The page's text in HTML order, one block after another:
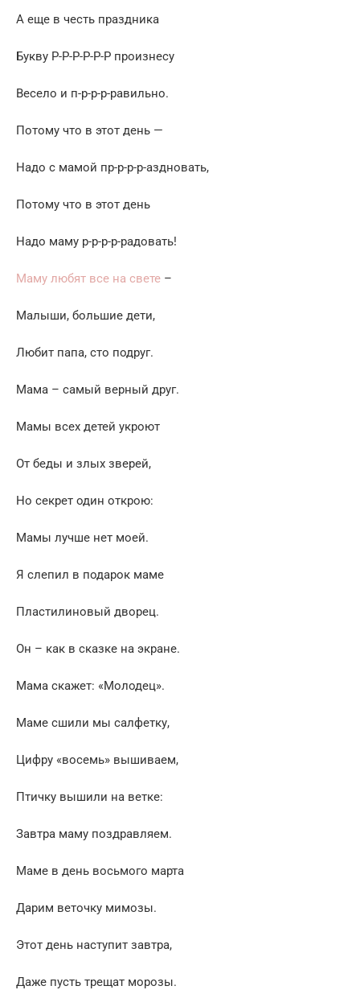
А еще в честь праздника
Букву Р-Р-Р-Р-Р-Р произнесу
Весело и п-р-р-р-равильно.
Потому что в этот день —
Надо с мамой пр-р-р-р-аздновать,
Потому что в этот день
Надо маму р-р-р-р-радовать!
Маму любят все на свете –
Малыши, большие дети,
Любит папа, сто подруг.
Мама – самый верный друг.
Мамы всех детей укроют
От беды и злых зверей,
Но секрет один открою:
Мамы лучше нет моей.
Я слепил в подарок маме
Пластилиновый дворец.
Он – как в сказке на экране.
Мама скажет: «Молодец».
Маме сшили мы салфетку,
Цифру «восемь» вышиваем,
Птичку вышили на ветке:
Завтра маму поздравляем.
Маме в день восьмого марта
Дарим веточку мимозы.
Этот день наступит завтра,
Даже пусть трещат морозы.